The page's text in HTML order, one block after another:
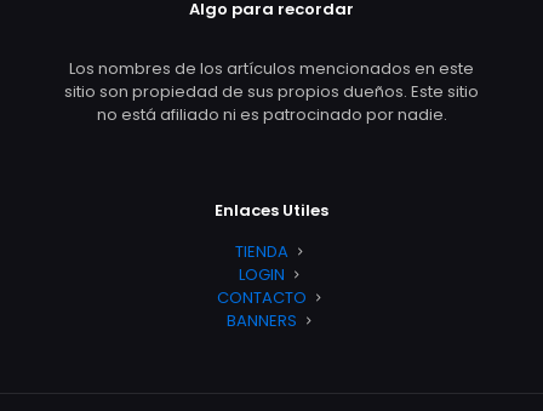
Algo para recordar
Los nombres de los artículos mencionados en este
sitio son propiedad de sus propios dueños. Este sitio
no está afiliado ni es patrocinado por nadie.
Enlaces Utiles
TIENDA
LOGIN
CONTACTO
BANNERS